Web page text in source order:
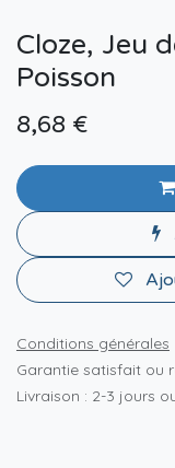
Cloze, Jeu
Poisson
8,68 €
Conditions générales
Garantie satisfait ou
Livraison : 2-3 jours